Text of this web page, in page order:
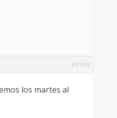
#9184
los martes al